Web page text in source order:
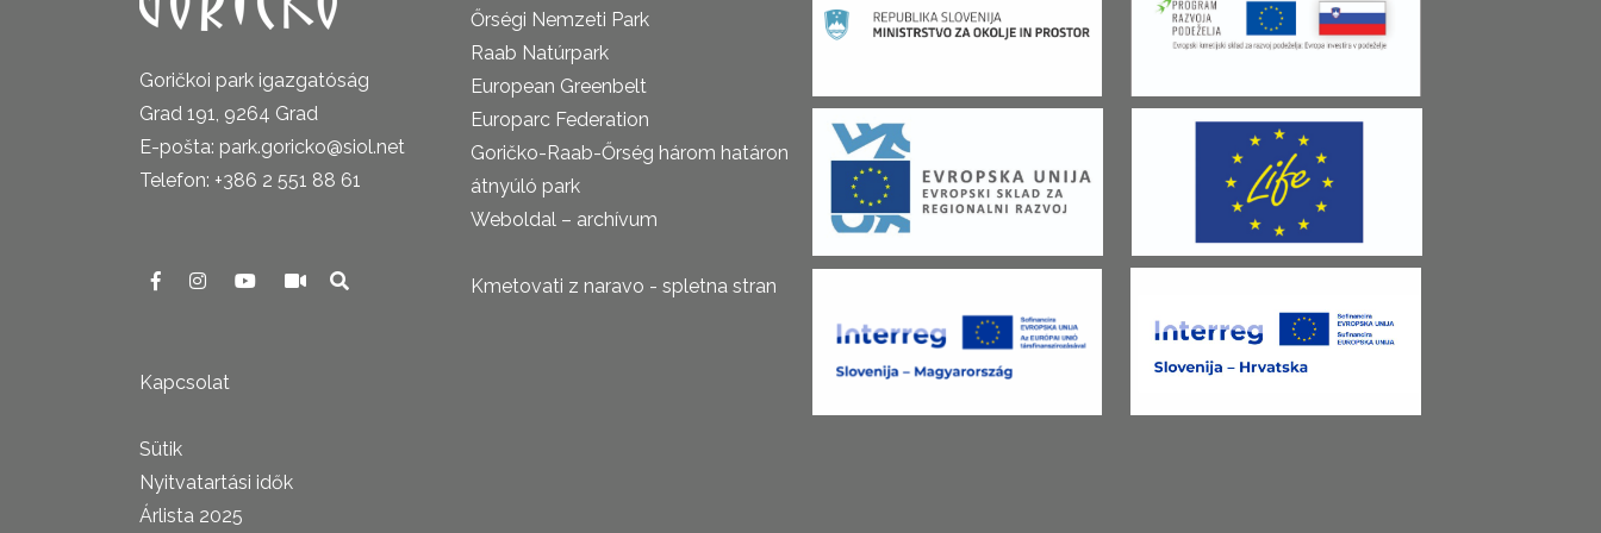
Goričkoi park igazgatóság
Grad 191, 9264 Grad
E-pošta: park.goricko@siol.net
Telefon: +386 2 551 88 61
Kapcsolat
Sütik
Nyitvatartási idők
Árlista 2025
Őrségi Nemzeti Park
Raab Natúrpark
European Greenbelt
Europarc Federation
Goričko-Raab-Őrség három határon
átnyúló park
Weboldal – archívum
Kmetovati z naravo - spletna stran